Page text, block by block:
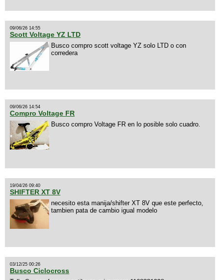
09/06/26 14:55
Scott Voltage YZ LTD
Busco compro scott voltage YZ solo LTD o con
corredera
09/06/26 14:54
Compro Voltage FR
Busco compro Voltage FR en lo posible solo cuadro.
19/04/26 09:40
SHIFTER XT 8V
necesito esta manija/shifter XT 8V que este perfecto,
tambien pata de cambio igual modelo
03/12/25 00:26
Busco Ciclocross